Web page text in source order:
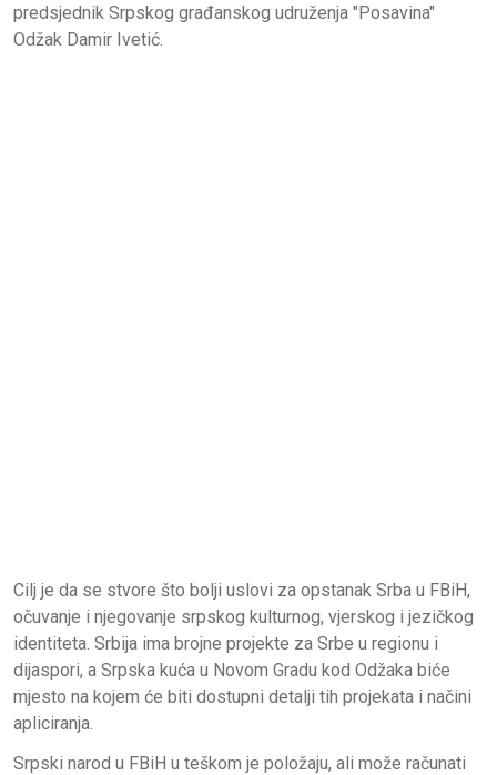
predsjednik Srpskog građanskog udruženja "Posavina"
Odžak Damir Ivetić.
Cilj je da se stvore što bolji uslovi za opstanak Srba u FBiH,
očuvanje i njegovanje srpskog kulturnog, vjerskog i jezičkog
identiteta. Srbija ima brojne projekte za Srbe u regionu i
dijaspori, a Srpska kuća u Novom Gradu kod Odžaka biće
mjesto na kojem će biti dostupni detalji tih projekata i načini
apliciranja.
Srpski narod u FBiH u teškom je položaju, ali može računati